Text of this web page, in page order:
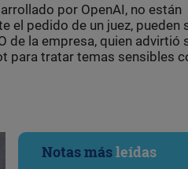
por OpenAI, no están
el pedido de un juez, pueden
de la empresa, quien advirtió
para tratar temas sensibles
Notas másleídas